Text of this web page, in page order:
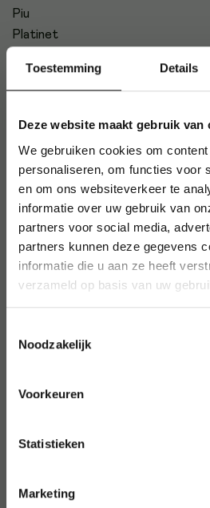
Toestemming Details
Deze website maakt gebruik van
We gebruiken cookies om
personaliseren, om functies voor
en om ons websiteverkeer te
informatie over uw gebruik van
partners voor social media,
partners kunnen deze gegevens
informatie die u aan ze heeft
verzameld op basis van uw
Noodzakelijk
Voorkeuren
Statistieken
Marketing
Piu
Platinet
Plus
Polaroid
Portwest
POSCA
Post NL
Post-it
Post-it index
Post-it notes
Post-it notes markers
Post-it recycled notes
Post-it Z-notes
Postzegels
Primesource
Prisma